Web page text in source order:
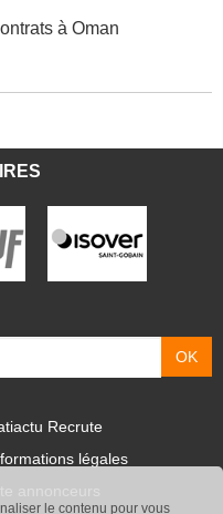
à Oman
Recrute
légales
le contenu pour vous